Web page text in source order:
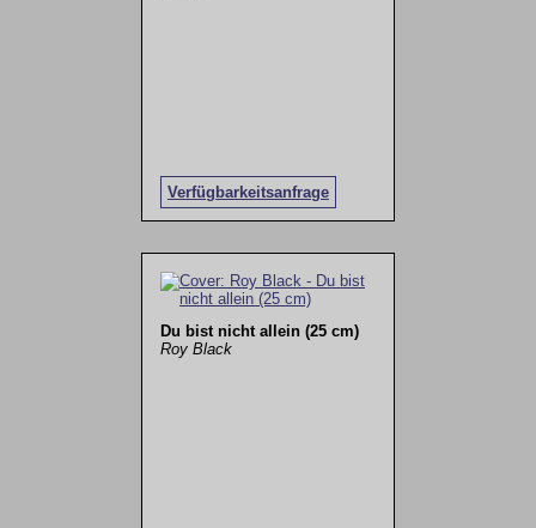
Verfügbarkeitsanfrage
Du bist nicht allein (25 cm)
Roy Black